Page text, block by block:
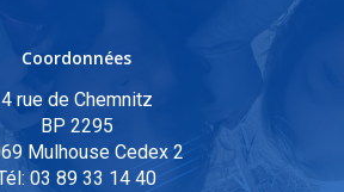
Coordonnées
4 rue de Chemnitz
BP 2295
Mulhouse Cedex 2
03 89 33 14 40